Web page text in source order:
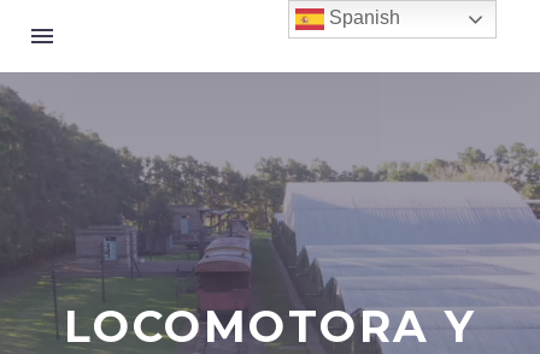
LOCOMOTORA Y
Spanish